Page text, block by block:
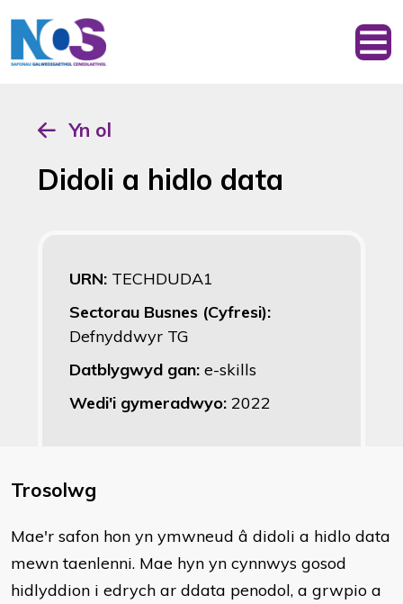
Yn ol
Didoli a hidlo data
URN: TECHDUDA1
Sectorau Busnes (Cyfresi):
Defnyddwyr TG
Datblygwyd gan: e-skills
Wedi'i gymeradwyo: 2022
Trosolwg
Mae'r safon hon yn ymwneud â didoli a hidlo data
mewn taenlenni. Mae hyn yn cynnwys gosod
hidlyddion i edrych ar ddata penodol, a grwpio a